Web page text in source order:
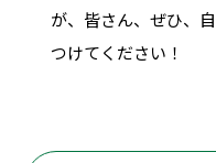
が、皆さん、ぜひ、
つけてください！